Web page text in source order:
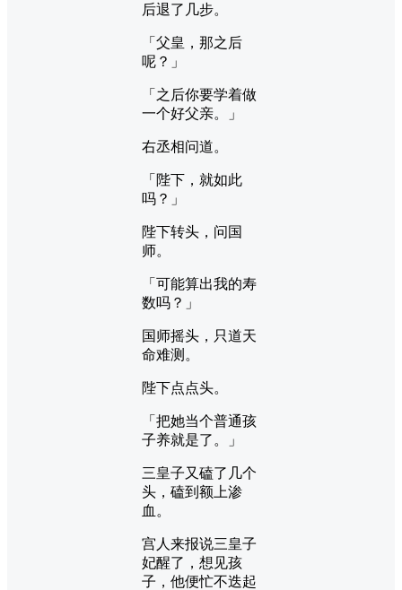
后退了几步。
「父皇，那之后
呢？」
「之后你要学着做
一个好父亲。」
右丞相问道。
「陛下，就如此
吗？」
陛下转头，问国
师。
「可能算出我的寿
数吗？」
国师摇头，只道天
命难测。
陛下点点头。
「把她当个普通孩
子养就是了。」
三皇子又磕了几个
头，磕到额上渗
血。
宫人来报说三皇子
妃醒了，想见孩
子，他便忙不迭起